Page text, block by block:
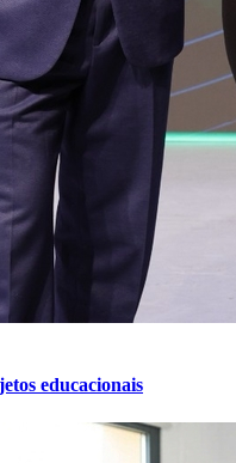
educacionais